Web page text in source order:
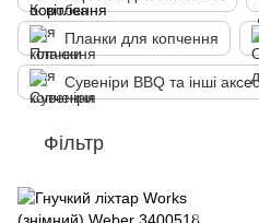
Планки для копчення
Сувеніри BBQ та інші
Фільтр